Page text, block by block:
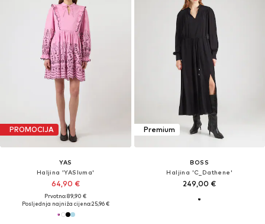
PROMOCIJA
YAS
Haljina 'YASluma'
64,90 €
Prvotno: 89,90 €
Posljednja najniža cijena:25,96 €
Premium
BOSS
Haljina 'C_Dathene'
249,00 €